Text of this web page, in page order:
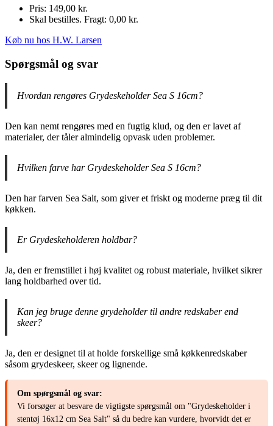
Pris: 149,00 kr.
Skal bestilles. Fragt: 0,00 kr.
Køb nu hos H.W. Larsen
Spørgsmål og svar
Hvordan rengøres Grydeskeholder Sea S 16cm?
Den kan nemt rengøres med en fugtig klud, og den er lavet af
materialer, der tåler almindelig opvask uden problemer.
Hvilken farve har Grydeskeholder Sea S 16cm?
Den har farven Sea Salt, som giver et friskt og moderne præg til dit
køkken.
Er Grydeskeholderen holdbar?
Ja, den er fremstillet i høj kvalitet og robust materiale, hvilket sikrer
lang holdbarhed over tid.
Kan jeg bruge denne grydeholder til andre redskaber end
skeer?
Ja, den er designet til at holde forskellige små køkkenredskaber
såsom grydeskeer, skeer og lignende.
Om spørgsmål og svar:
Vi forsøger at besvare de vigtigste spørgsmål om "Grydeskeholder i
stentøj 16x12 cm Sea Salt" så du bedre kan vurdere, hvorvidt det er